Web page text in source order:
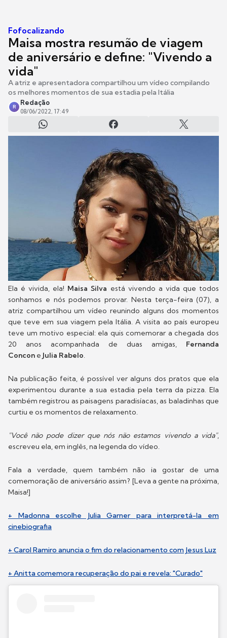
Fofocalizando
Maisa mostra resumão de viagem
de aniversário e define: "Vivendo a
vida"
A atriz e apresentadora compartilhou um vídeo compilando
os melhores momentos de sua estadia pela Itália
R
Redação
08/06/2022, 17:49
Ela é vivida, ela! Maisa Silva está vivendo a vida que todos
sonhamos e nós podemos provar. Nesta terça-feira (07), a
atriz compartilhou um vídeo reunindo alguns dos momentos
que teve em sua viagem pela Itália. A visita ao país europeu
teve um motivo especial: ela quis comemorar a chegada dos
20 anos acompanhada de duas amigas, Fernanda
Concon e Julia Rabelo.
Na publicação feita, é possível ver alguns dos pratos que ela
experimentou durante a sua estadia pela terra da pizza. Ela
também registrou as paisagens paradisíacas, as baladinhas que
curtiu e os momentos de relaxamento.
"Você não pode dizer que nós não estamos vivendo a vida",
escreveu ela, em inglês, na legenda do vídeo.
Fala a verdade, quem também não ia gostar de uma
comemoração de aniversário assim? [Leva a gente na próxima,
Maisa!]
+ Madonna escolhe Julia Garner para interpretá-la em
cinebiografia
+ Carol Ramiro anuncia o fim do relacionamento com Jesus Luz
+ Anitta comemora recuperação do pai e revela: "Curado"